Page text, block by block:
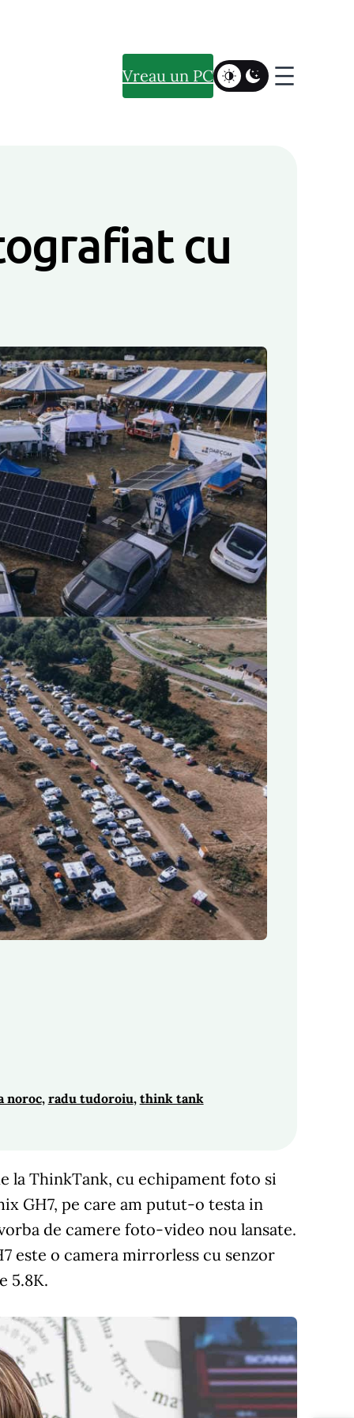
Vreau un PC
cu
noroc, radu tudoroiu, think tank
la ThinkTank, cu echipament foto si
GH7, pe care am putut-o testa in
de camere foto-video nou lansate.
este o camera mirrorless cu senzor
5.8K.